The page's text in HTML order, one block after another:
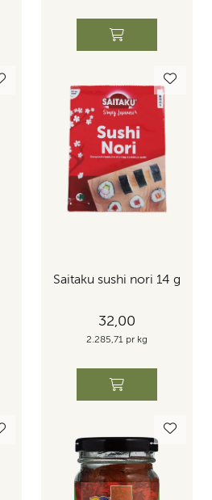
Saitaku sushi nori 14 g
32,00
2.285,71 pr kg